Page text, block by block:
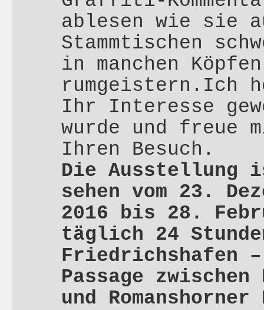
ablesen wie sie
Stammtischen
in manchen Köpfen
rumgeistern.Ich
Ihr Interesse
wurde und freue
Ihren Besuch.
Die Ausstellung
sehen vom 23.
2016 bis 28.
täglich 24
Friedrichshafen
Passage zwischen
und